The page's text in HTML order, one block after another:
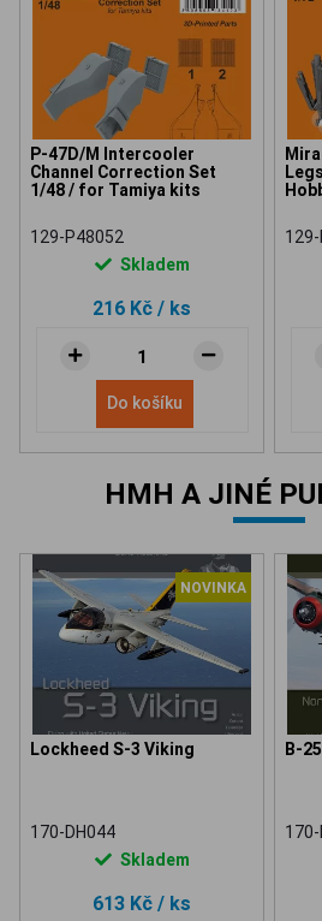
P-47D/M Intercooler
Channel Correction Set
1/48 / for Tamiya kits
129-P48052
Skladem
216 Kč / ks
Do košíku
HMH A JINÉ
NOVINKA
Lockheed S-3 Viking
170-DH044
Skladem
613 Kč / ks
B-